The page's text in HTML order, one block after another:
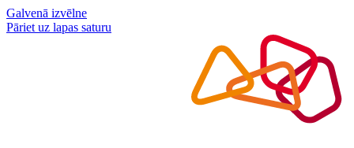
Galvenā izvēlne
Pāriet uz lapas saturu